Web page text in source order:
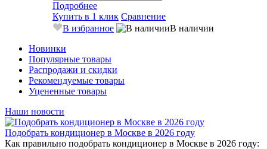
Подробнее
Купить в 1 клик Сравнение
В избранное
В наличии
Новинки
Популярные товары
Распродажи и скидки
Рекомендуемые товары
Уцененные товары
Наши новости
Подобрать кондиционер в Москве в 2026 году
Как правильно подобрать кондиционер в Москве в 2026 году: